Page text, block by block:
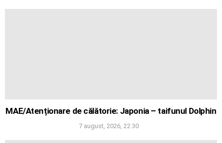
MAE/Atenționare de călătorie: Japonia – taifunul Dolphin
7 august, 2026, 22:30